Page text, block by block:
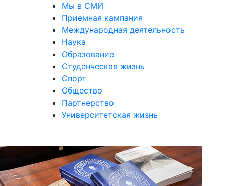
Мы в СМИ
Приемная кампания
Международная деятельность
Наука
Образование
Студенческая жизнь
Спорт
Общество
Партнерство
Университетская жизнь